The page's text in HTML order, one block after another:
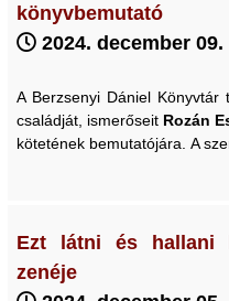
könyvbemutató
2024. december 09.
A Berzsenyi Dániel
családját, ismerőseit Rozán
kötetének bemutatójára. A
Ezt látni és hallani
zenéje